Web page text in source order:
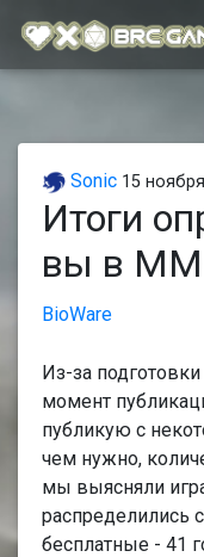
Sonic 15
Итоги
вы в
BioWare
Из-за
момент
публикую с
чем нужно,
мы выясняли
распределились
бесплатные - 41